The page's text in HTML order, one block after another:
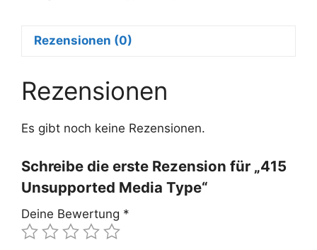
Rezensionen (0)
Rezensionen
Es gibt noch keine Rezensionen.
Schreibe die erste Rezension für „415
Unsupported Media Type“
Deine Bewertung *